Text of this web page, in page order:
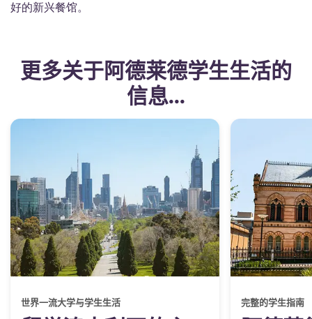
好的新兴餐馆。
更多关于阿德莱德学生生活的
信息...
世界一流大学与学生生活 完整的学生指南